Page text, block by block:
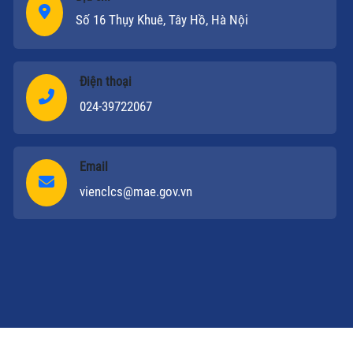
Số 16 Thụy Khuê, Tây Hồ, Hà Nội
Điện thoại
024-39722067
Email
vienclcs@mae.gov.vn